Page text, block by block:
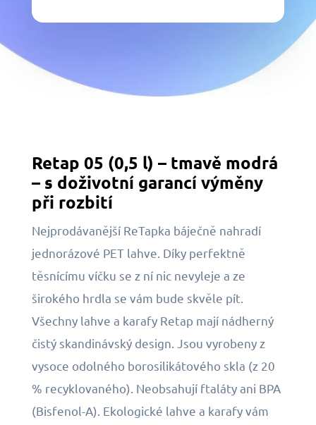
Retap 05 (0,5 l) – tmavě modrá
– s doživotní garancí výměny
při rozbití
Nejprodávanější ReTapka báječně nahradí
jednorázové PET lahve. Díky perfektně
těsnícímu víčku se z ní nic nevyleje a ze
širokého hrdla se vám bude skvěle pít.
Všechny lahve a karafy Retap mají nádherný
čistý skandinávský design. Jsou vyrobeny z
vysoce odolného borosilikátového skla (z 20
% recyklovaného). Neobsahují ftaláty ani BPA
(Bisfenol-A). Ekologické lahve a karafy vám